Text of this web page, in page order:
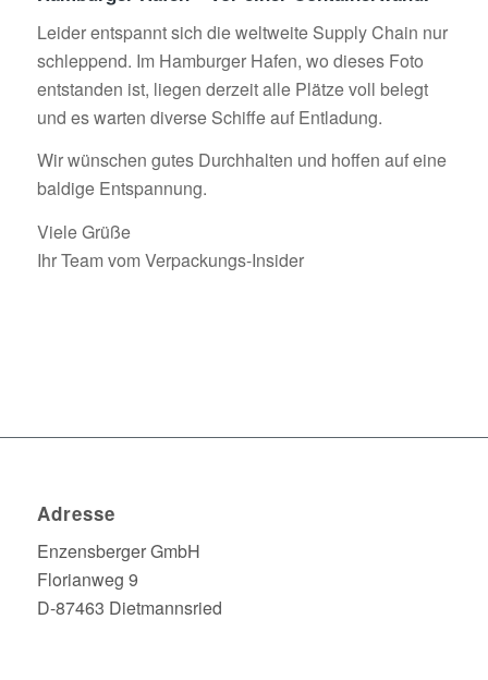
Leider entspannt sich die weltweite Supply Chain nur
schleppend. Im Hamburger Hafen, wo dieses Foto
entstanden ist, liegen derzeit alle Plätze voll belegt
und es warten diverse Schiffe auf Entladung.
Wir wünschen gutes Durchhalten und hoffen auf eine
baldige Entspannung.
Viele Grüße
Ihr Team vom Verpackungs-Insider
Adresse
Enzensberger GmbH
Florianweg 9
D-87463 Dietmannsried